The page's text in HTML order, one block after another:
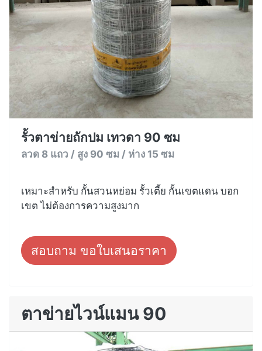
รั้วตาข่ายถักปม เทวดา 90 ซม
ลวด 8 แถว / สูง 90 ซม / ห่าง 15 ซม
เหมาะสำหรับ กั้นสวนหย่อม รั้วเตี้ย กั้นเขตแดน บอก
เขต ไม่ต้องการความสูงมาก
สอบถาม ขอใบเสนอราคา
ตาข่ายไวน์แมน 90